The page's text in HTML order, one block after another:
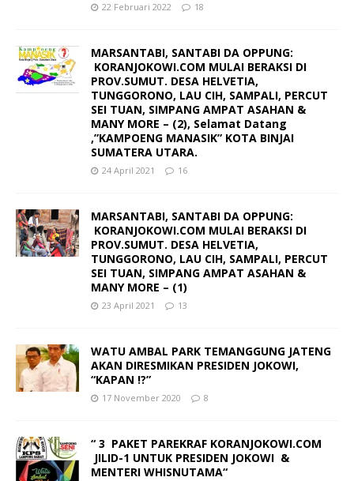
22 Februari 2022 18
MARSANTABI, SANTABI DA OPPUNG:
KORANJOKOWI.COM MULAI BERAKSI DI
PROV.SUMUT. DESA HELVETIA,
TUNGGORONO, LAU CIH, SAMPALI, PERCUT
SEI TUAN, SIMPANG AMPAT ASAHAN &
MANY MORE – (2), Selamat Datang
,”KAMPOENG MANASIK” KOTA BINJAI
SUMATERA UTARA.
24 April 2021 16
MARSANTABI, SANTABI DA OPPUNG:
KORANJOKOWI.COM MULAI BERAKSI DI
PROV.SUMUT. DESA HELVETIA,
TUNGGORONO, LAU CIH, SAMPALI, PERCUT
SEI TUAN, SIMPANG AMPAT ASAHAN &
MANY MORE – (1)
23 April 2021 13
WATU AMBAL PARK TEMANGGUNG JATENG
AKAN DIRESMIKAN PRESIDEN JOKOWI,
“KAPAN !?”
17 November 2020 8
“ 3 PAKET PAREKRAF KORANJOKOWI.COM
JILID-1 UNTUK PRESIDEN JOKOWI &
MENTERI WHISNUTAMA“